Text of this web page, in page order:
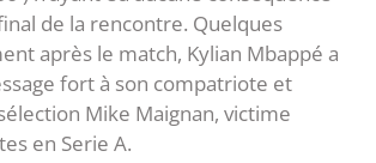
de la rencontre. Quelques
après le match, Kylian Mbappé a
fort à son compatriote et
Mike Maignan, victime
en Serie A.